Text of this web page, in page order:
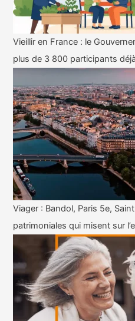
Vieillir en France : le
plus de 3 800 participants
Viager : Bandol, Paris 5e,
patrimoniales qui misent sur